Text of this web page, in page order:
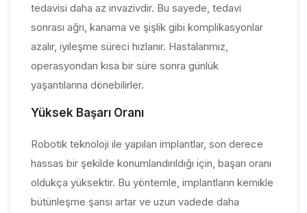
tedavisi daha az invazivdir. Bu sayede, tedavi
sonrası ağrı, kanama ve şişlik gibi komplikasyonlar
azalır, iyileşme süreci hızlanır. Hastalarımız,
operasyondan kısa bir süre sonra günlük
yaşantılarına dönebilirler.
Yüksek Başarı Oranı
Robotik teknoloji ile yapılan implantlar, son derece
hassas bir şekilde konumlandırıldığı için, başarı oranı
oldukça yüksektir. Bu yöntemle, implantların kemikle
bütünleşme şansı artar ve uzun vadede daha